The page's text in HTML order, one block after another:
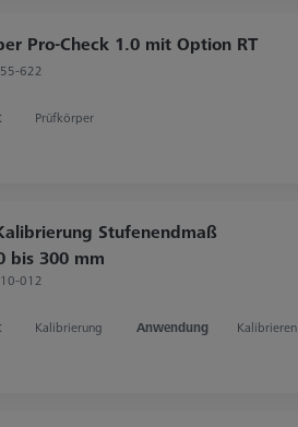
Pro-Check 1.0 mit Option RT
622
Prüfkörper
Stufenendmaß
bis 300 mm
012
Kalibrierung Anwendung Kalibrieren